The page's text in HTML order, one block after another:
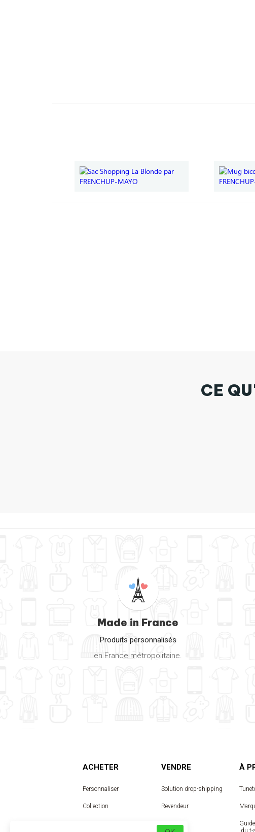
CE
Made in France
Produits personnalisés
en France métropolitaine.
ACHETER
Personnaliser
Collection
VENDRE
Solution drop-shipping
Revendeur
Designer
À
du